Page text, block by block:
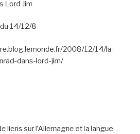
Lord Jim
14/12/8
2008/12/14/la-
dans-lord-jim/
liens sur l’Allemagne et la langue